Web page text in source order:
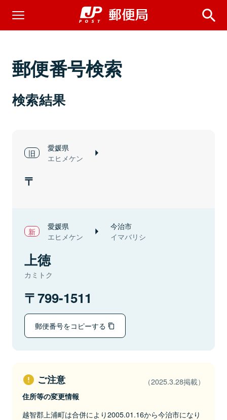
郵便番号検索
検索結果
愛媛県
エヒメケン
愛媛県
エヒメケン
今治市
イマバリシ
上徳
カミトク
799-1511
郵便番号をコピーする
ご注意 （2025.3.28掲載）
住所等の変更情報
越智郡上浦町は合併により2005.01.16から今治市になり